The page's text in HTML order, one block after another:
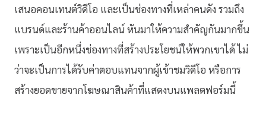
เสนอคอนเทนต์วิดีโอ และเป็นช่องทางที่เหล่าคนดัง รวมถึง
แบรนด์และร้านค้าออนไลน์ หันมาให้ความสำคัญกันมากขึ้น
เพราะเป็นอีกหนึ่งช่องทางที่สร้างประโยชน์ให้พวกเขาได้ ไม่
ว่าจะเป็นการได้รับค่าตอบแทนจากผู้เข้าชมวิดีโอ หรือการ
สร้างยอดขายจากโฆษณาสินค้าที่แสดงบนแพลตฟอร์มนี้